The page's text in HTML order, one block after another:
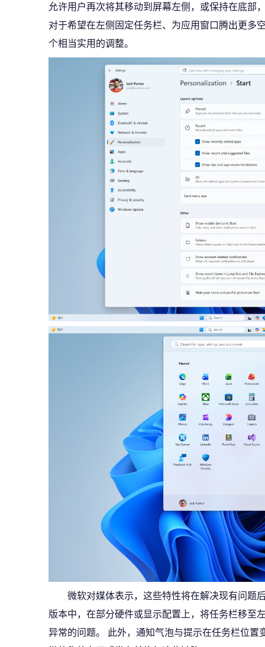
允许用户再次将其移动到屏幕左侧，或保持在底部
对于希望在左侧固定任务栏、为应用窗口腾出更多
个相当实用的调整。
微软对媒体表示，这些特性将在解决现有问题
版本中，在部分硬件或显示配置上，将任务栏移至
异常的问题。 此外，通知气泡与提示在任务栏位置